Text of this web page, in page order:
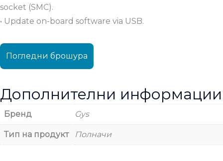
socket (SMC).
• Update on-board software via USB.
Погледни брошура
Дополнителни информации
Бренд Gys
Тип на продукт Полначи